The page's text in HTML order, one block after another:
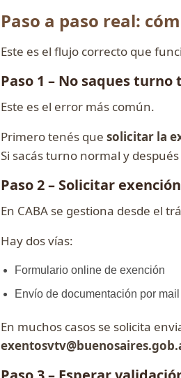
Paso a paso real:
Este es el flujo correcto que
Paso 1 – No saques turno
Este es el error más común.
Primero tenés que solicitar la
Si sacás turno normal y
Paso 2 – Solicitar
En CABA se gestiona desde el
Hay dos vías:
Formulario online de exención
Envío de documentación por
En muchos casos se solicita